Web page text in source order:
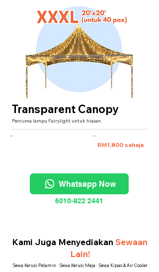
Transparent Canopy
Percuma lampu Fairylight untuk hiasan.
RM1,800 sahaja
Whatsapp Now
6010-822 2441
Kami Juga Menyediakan Sewaan
Lain!
Sewa Kerusi Pelamin · Sewa Kerusi Meja · Sewa Kipas & Air Cooler